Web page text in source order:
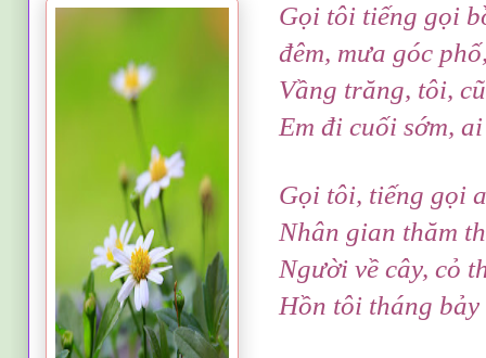
Gọi tôi tiếng gọi
đêm, mưa góc
Vầng trăng, tôi,
Em đi cuối sớm, ai
Gọi tôi, tiếng gọi
Nhân gian thăm
Người về cây, cỏ
Hồn tôi tháng bảy